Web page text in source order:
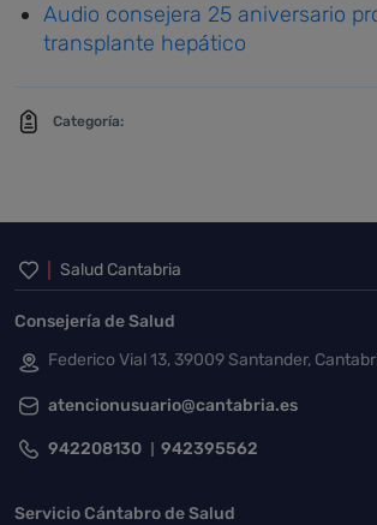
Audio consejera 25 aniversario
transplante hepático
Categoría:
Inicio del pie de
Salud Cantabria
Consejería de Salud
Federico Vial 13, 39009 Santander,
atencionusuario@cantabria.es
942208130 942395562
Servicio Cántabro de Salud